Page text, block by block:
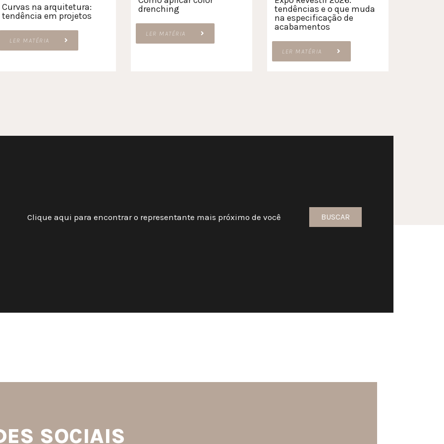
Curvas na arquitetura:
tendência em projetos
LER MATÉRIA
drenching
LER MATÉRIA
tendências e o que muda
na especificação de
acabamentos
LER MATÉRIA
Clique aqui para encontrar o representante mais próximo de você BUSCAR
SOCIAIS